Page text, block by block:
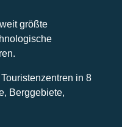
größte
in 8
Berggebiete,